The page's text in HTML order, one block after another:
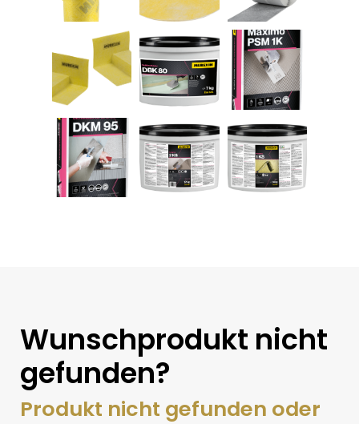
Wunschprodukt nicht
gefunden?
Produkt nicht gefunden oder